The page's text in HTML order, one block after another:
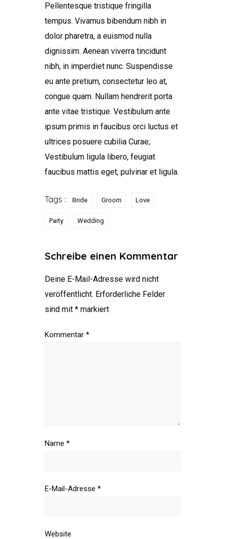
Pellentesque tristique fringilla
tempus. Vivamus bibendum nibh in
dolor pharetra, a euismod nulla
dignissim. Aenean viverra tincidunt
nibh, in imperdiet nunc. Suspendisse
eu ante pretium, consectetur leo at,
congue quam. Nullam hendrerit porta
ante vitae tristique. Vestibulum ante
ipsum primis in faucibus orci luctus et
ultrices posuere cubilia Curae;
Vestibulum ligula libero, feugiat
faucibus mattis eget, pulvinar et ligula.
Tags : Bride Groom Love
Party Wedding
Schreibe einen Kommentar
Deine E-Mail-Adresse wird nicht
veröffentlicht. Erforderliche Felder
sind mit * markiert
Kommentar *
Name *
E-Mail-Adresse *
Website